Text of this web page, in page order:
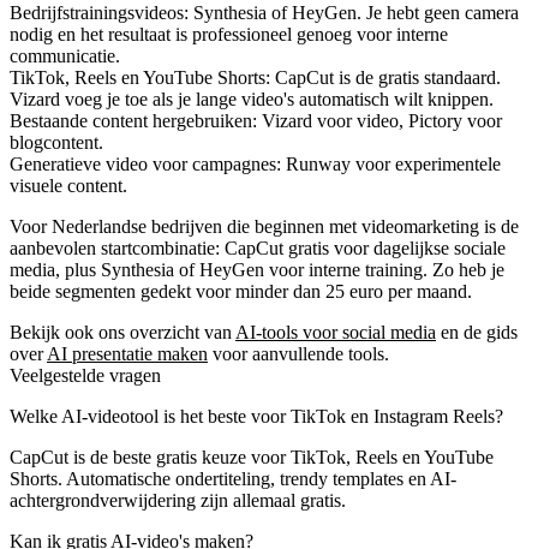
Bedrijfstrainingsvideos: Synthesia of HeyGen. Je hebt geen camera
nodig en het resultaat is professioneel genoeg voor interne
communicatie.
TikTok, Reels en YouTube Shorts: CapCut is de gratis standaard.
Vizard voeg je toe als je lange video's automatisch wilt knippen.
Bestaande content hergebruiken: Vizard voor video, Pictory voor
blogcontent.
Generatieve video voor campagnes: Runway voor experimentele
visuele content.
Voor Nederlandse bedrijven die beginnen met videomarketing is de
aanbevolen startcombinatie: CapCut gratis voor dagelijkse sociale
media, plus Synthesia of HeyGen voor interne training. Zo heb je
beide segmenten gedekt voor minder dan 25 euro per maand.
Bekijk ook ons overzicht van AI-tools voor social media en de gids
overAI presentatie maken voor aanvullende tools.
Veelgestelde vragen
Welke AI-videotool is het beste voor TikTok en Instagram Reels?
CapCut is de beste gratis keuze voor TikTok, Reels en YouTube
Shorts. Automatische ondertiteling, trendy templates en AI-
achtergrondverwijdering zijn allemaal gratis.
Kan ik gratis AI-video's maken?